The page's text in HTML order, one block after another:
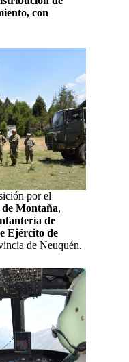
con
por el
Montaña,
de
Ejército de
de Neuquén.